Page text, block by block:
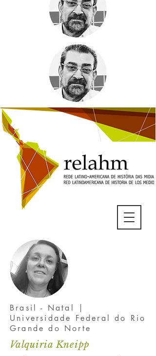
Brasil - Natal |
Universidade Federal do Rio
Grande do Norte
Valquiria Kneipp